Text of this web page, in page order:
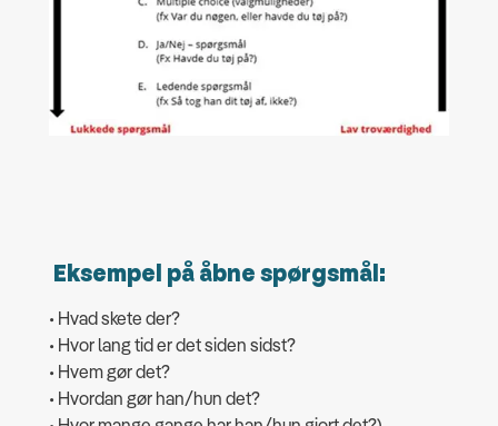
Eksempel på åbne spørgsmål:
• Hvad skete der?
• Hvor lang tid er det siden sidst?
• Hvem gør det?
• Hvordan gør han/hun det?